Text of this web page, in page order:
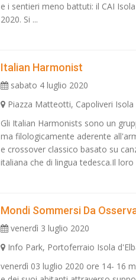
e i sentieri meno battuti: il CAI
2020. Si ...
Italian Harmonist
sabato 4 luglio 2020
Piazza Matteotti, Capoliveri Isola
Gli Italian Harmonists sono un
ma filologicamente aderente
e crossover classico basato su
italiana che di lingua tedesca.Il loro
Mondi Sommersi Da
venerdì 3 luglio 2020
Info Park, Portoferraio Isola
venerdì 03 luglio 2020 ore 14- 16